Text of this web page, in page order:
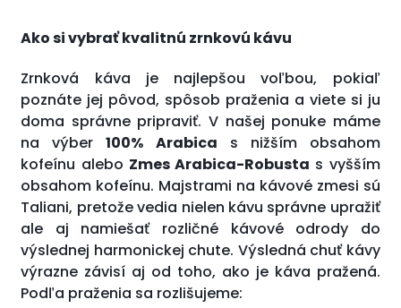
Ako si vybrať kvalitnú zrnkovú kávu
Zrnková káva je najlepšou voľbou, pokiaľ
poznáte jej pôvod, spôsob praženia a viete si ju
doma správne pripraviť. V našej ponuke máme
na výber100% Arabica s nižším obsahom
kofeínu alebo Zmes Arabica-Robusta s vyšším
obsahom kofeínu. Majstrami na kávové zmesi sú
Taliani, pretože vedia nielen kávu správne upražiť
ale aj namiešať rozličné kávové odrody do
výslednej harmonickej chute. Výsledná chuť kávy
výrazne závisí aj od toho, ako je káva pražená.
Podľa praženia sa rozlišujeme: